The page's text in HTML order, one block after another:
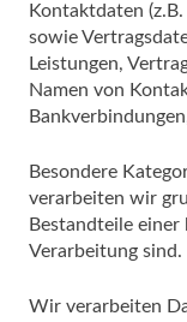
Kontaktdaten
sowie
Leistungen,
Namen von
Besondere
verarbeiten wir
Bestandteile
Verarbeitung sind.
Wir verarbeiten